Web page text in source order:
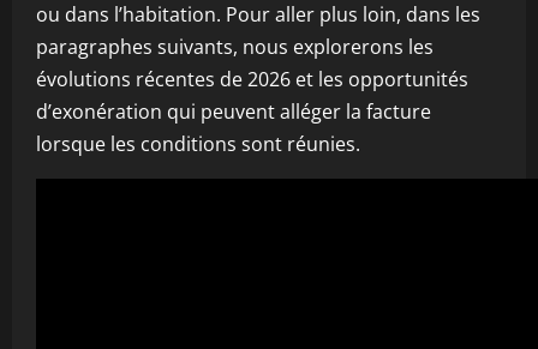
ou dans l’habitation. Pour aller plus loin, dans les
paragraphes suivants, nous explorerons les
évolutions récentes de 2026 et les opportunités
d’exonération qui peuvent alléger la facture
lorsque les conditions sont réunies.